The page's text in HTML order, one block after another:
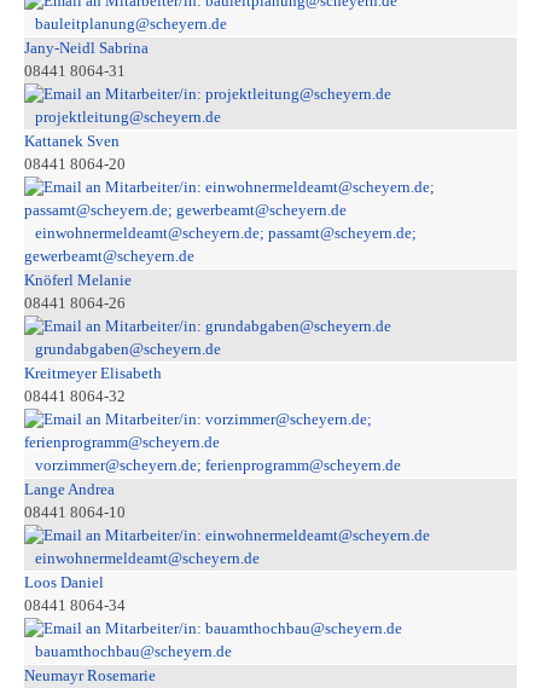
bauleitplanung@scheyern.de
Jany-Neidl Sabrina
08441 8064-31
projektleitung@scheyern.de
Kattanek Sven
08441 8064-20
einwohnermeldeamt@scheyern.de; passamt@scheyern.de;
gewerbeamt@scheyern.de
Knöferl Melanie
08441 8064-26
grundabgaben@scheyern.de
Kreitmeyer Elisabeth
08441 8064-32
vorzimmer@scheyern.de; ferienprogramm@scheyern.de
Lange Andrea
08441 8064-10
einwohnermeldeamt@scheyern.de
Loos Daniel
08441 8064-34
bauamthochbau@scheyern.de
Neumayr Rosemarie